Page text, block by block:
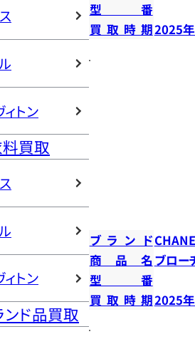
ィトン
料買取
ィトン
ンド品買取
型番
買取時期2025
ブランド
商品名 ブロー
型番
買取時期2025